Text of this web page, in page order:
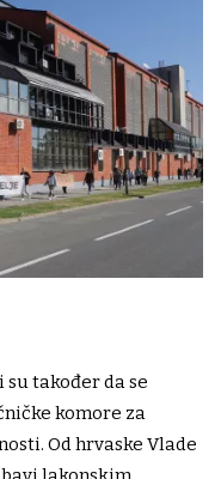
također da se
komore za
Od hrvaske Vlade